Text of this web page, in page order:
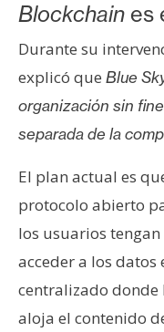
P
r
n
s
a
T
e
m
a
s
Blockchain es
Durante su
explicó que Blue
organización sin
separada de la
El plan actual es
protocolo abierto
los usuarios
acceder a los
centralizado donde
aloja el contenido